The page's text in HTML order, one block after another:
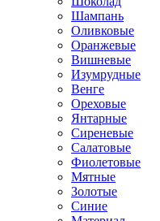
Шампань
Оливковые
Оранжевые
Вишневые
Изумрудные
Венге
Ореховые
Янтарные
Сиреневые
Салатовые
Фиолетовые
Мятные
Золотые
Синие